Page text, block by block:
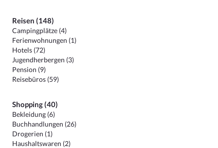
Reisen (148)
Campingplätze (4)
Ferienwohnungen (1)
Hotels (72)
Jugendherbergen (3)
Pension (9)
Reisebüros (59)
Shopping (40)
Bekleidung (6)
Buchhandlungen (26)
Drogerien (1)
Haushaltswaren (2)